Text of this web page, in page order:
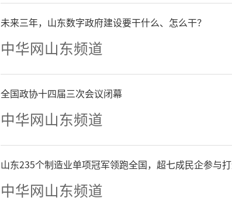
再构成“国际关注的突
的新冠疫苗接种政策是
市场关注。
自2020年底我国首
上市后，已迎来了多款新
未来三年，山东数字政府建设要干什么、怎么干？
中华网山东频道
全国政协十四届三次会议闭幕
中华网山东频道
山东235个制造业单项冠军领跑全国，超七成民企参与
中华网山东频道